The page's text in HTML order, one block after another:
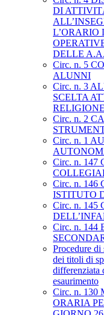
DI
L’ORARIO
DELLE
Circ. n. 5
ALUNNI
Circ. n. 3
SCELTA
Circ. n. 2
Circ. n. 1
Circ. n. 147
Circ. n. 146
ISTITUTO
Circ. n. 145
Circ. n. 144
Procedure di
dei titoli di
differenziata
esaurimento
Circ. n. 130
ORARIA